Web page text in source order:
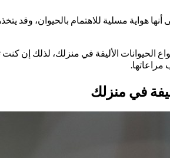
أنها هواية مسلية للاهتمام بالحيوان،
الحيوانات الأليفة في منزلك، لذلك إن
في منزلك